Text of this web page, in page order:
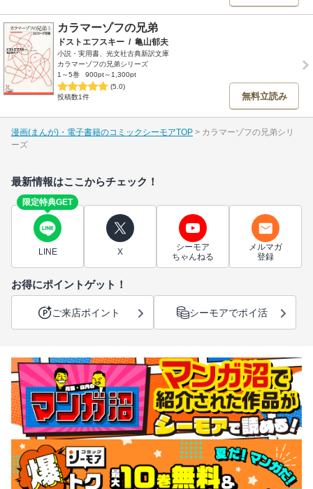
カラマーゾフの兄弟
ドストエフスキー / 亀山郁夫
小説・実用書、光文社古典新訳文庫
カラマーゾフの兄弟シリーズ
1～5巻
900pt～1,300pt
(5.0)
投稿数1件
無料立読み
漫画(まんが)・電子書籍のコミックシーモアTOP
カラマーゾフの兄弟シリ
ーズ
最新情報はここからチェック！
限定特典GET
LINE X
シーモア
ちゃんねる
メルマガ
登録
お得にポイントゲット！
ご来店ポイント シーモアでポイ活